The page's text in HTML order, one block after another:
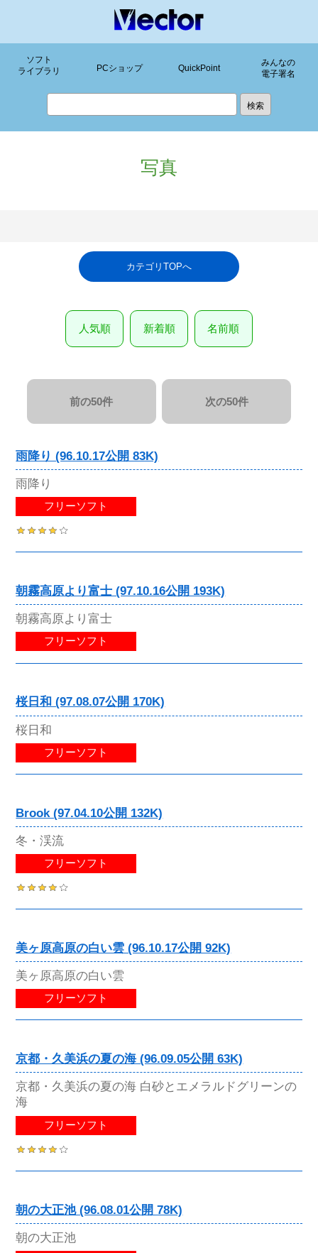
ソフト
ライブラリ
PCショップ QuickPoint
みんなの
電子署名
写真
カテゴリTOPへ
人気順 新着順 名前順
前の50件 次の50件
雨降り (96.10.17公開 83K)
雨降り
フリーソフト
朝霧高原より富士 (97.10.16公開 193K)
朝霧高原より富士
フリーソフト
桜日和 (97.08.07公開 170K)
桜日和
フリーソフト
Brook (97.04.10公開 132K)
冬・渓流
フリーソフト
美ヶ原高原の白い雲 (96.10.17公開 92K)
美ヶ原高原の白い雲
フリーソフト
京都・久美浜の夏の海 (96.09.05公開 63K)
京都・久美浜の夏の海 白砂とエメラルドグリーンの
海
フリーソフト
朝の大正池 (96.08.01公開 78K)
朝の大正池